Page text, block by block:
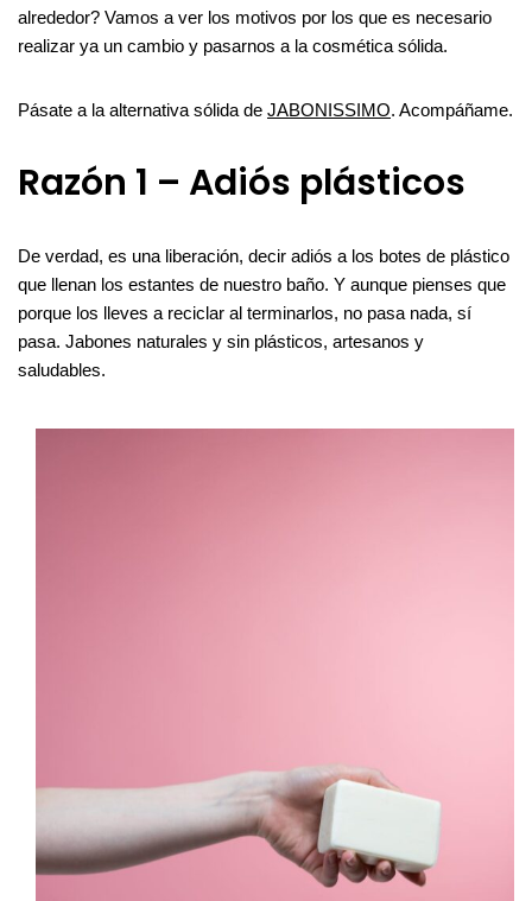
alrededor? Vamos a ver los motivos por los que es necesario
realizar ya un cambio y pasarnos a la cosmética sólida.
Pásate a la alternativa sólida de JABONISSIMO. Acompáñame.
Razón 1 – Adiós plásticos
De verdad, es una liberación, decir adiós a los botes de plástico
que llenan los estantes de nuestro baño. Y aunque pienses que
porque los lleves a reciclar al terminarlos, no pasa nada, sí
pasa. Jabones naturales y sin plásticos, artesanos y
saludables.